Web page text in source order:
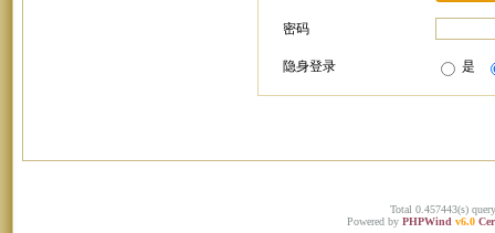
密码
隐身登录 是
Total 0.457443(s)
Powered by PHPWind v6.0